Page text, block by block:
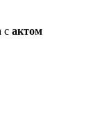
с актом